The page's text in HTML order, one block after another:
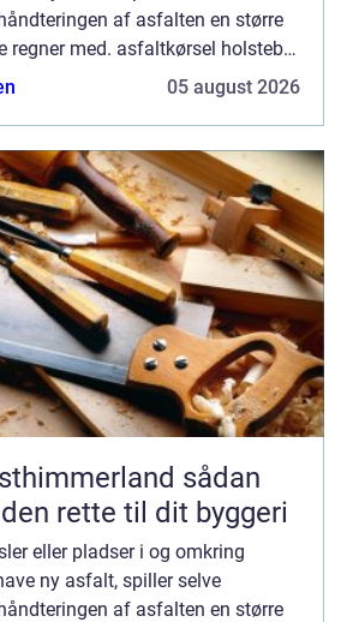
af asfalten en større
regner med. asfaltkørsel holstebro
om at flytte asfalt fra A til B.
05 august 2026
sådan
rette til dit byggeri
eller pladser i og omkring
ny asfalt, spiller selve
af asfalten en større